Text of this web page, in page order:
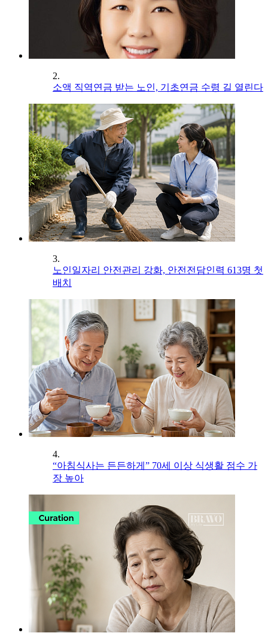
2.
소액 직역연금 받는 노인, 기초연금 수령 길 열린다
3.
노인일자리 안전관리 강화, 안전전담인력 613명 첫
배치
4.
“아침식사는 든든하게” 70세 이상 식생활 점수 가
장 높아